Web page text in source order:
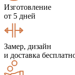
Изготовление
от 5 дней
Замер, дизайн
и доставка